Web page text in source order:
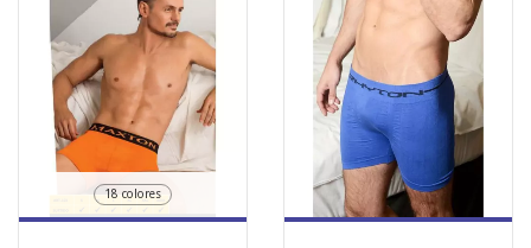
18 colores